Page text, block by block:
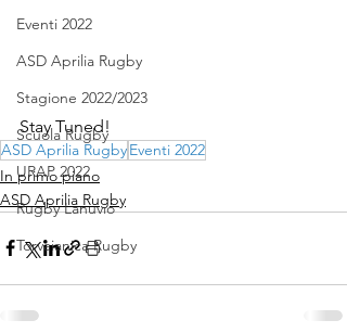
Eventi 2022
ASD Aprilia Rugby
Stagione 2022/2023
Scuola Rugby
URAP 2022
Rugby Lanuvio
Torvaianica Rugby
Stay Tuned!
ASD Aprilia RugbyEventi 2022
In primo piano
ASD Aprilia Rugby